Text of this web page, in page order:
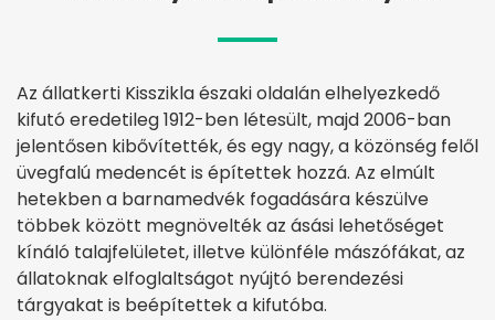
Az állatkerti Kisszikla északi oldalán elhelyezkedő
kifutó eredetileg 1912-ben létesült, majd 2006-ban
jelentősen kibővítették, és egy nagy, a közönség felől
üvegfalú medencét is építettek hozzá. Az elmúlt
hetekben a barnamedvék fogadására készülve
többek között megnövelték az ásási lehetőséget
kínáló talajfelületet, illetve különféle mászófákat, az
állatoknak elfoglaltságot nyújtó berendezési
tárgyakat is beépítettek a kifutóba.